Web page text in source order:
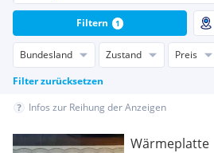
Bundesland Zustand Preis
Filter zurücksetzen
Filtern 1
Infos zur Reihung der Anzeigen
Wärmeplatte